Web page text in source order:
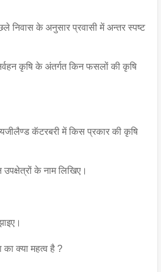
निवास के अनुसार प्रवासी में अन्तर स्पष्ट
कृषि के अंतर्गत किन फसलों की कृषि
कॅटरबरी में किस प्रकार की कृषि
के नाम लिखिए।
क्या महत्व है ?